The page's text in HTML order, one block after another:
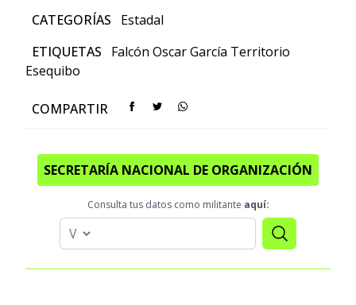
CATEGORÍAS
Estadal
ETIQUETAS
Falcón Oscar García Territorio
Esequibo
COMPARTIR
SECRETARÍA NACIONAL DE ORGANIZACIÓN
Consulta tus datos como militante aquí: